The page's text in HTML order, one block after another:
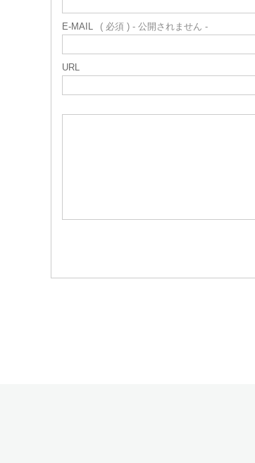
E-MAIL ( 必須 ) - 公開されません -
URL